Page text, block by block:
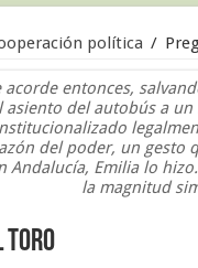
política /
entonces,
asiento del autobús a
del poder, un
Andalucía, Emilia lo
la magnitud
Toro